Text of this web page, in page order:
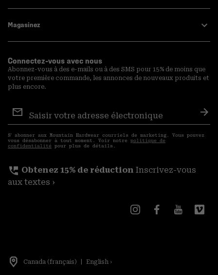
Magasinez
Connectez-vous avec nous
Abonnez-vous à des e-mails ou à des SMS pour 15% de moins que
votre première commande, les annonces de nouveaux produits et
plus encore.
aux
courriels
S′ abonner aux Mountain Hardwear courriels de marketing. Vous pouvez
vous désabonner à tout moment. Voir notre politique de
confidentialité pour plus de détails.
perm_phone_msg Obtenez 15% de réduction Inscrivez-vous
aux textes ›
Canada (français) English ›